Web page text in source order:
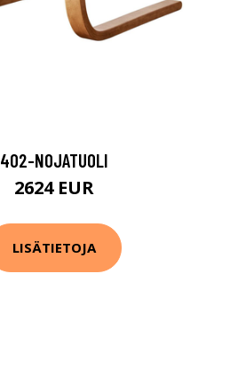
402-NOJATUOLI
2624 EUR
LISÄTIETOJA